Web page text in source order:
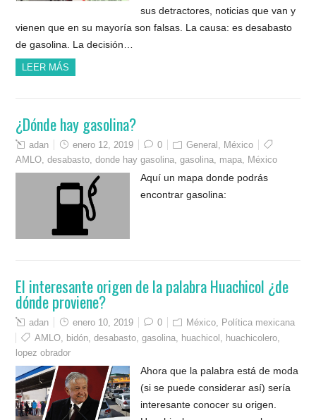
sus detractores, noticias que van y
vienen que en su mayoría son falsas. La causa: es desabasto
de gasolina. La decisión…
LEER MÁS
¿Dónde hay gasolina?
adan enero 12, 2019 0 General
México
AMLO ,desabasto ,donde hay gasolina ,gasolina mapa México
Aquí un mapa donde podrás
encontrar gasolina:
El interesante origen de la palabra Huachicol ¿de
dónde proviene?
adan enero 10, 2019 0 México
Política mexicana
AMLO
bidón ,desabasto ,gasolina huachicol huachicolero
lopez obrador
Ahora que la palabra está de moda
(si se puede considerar así) sería
interesante conocer su origen.